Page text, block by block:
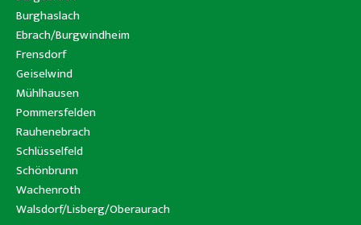
Burghaslach
Ebrach/Burgwindheim
Frensdorf
Geiselwind
Mühlhausen
Pommersfelden
Rauhenebrach
Schlüsselfeld
Schönbrunn
Wachenroth
Walsdorf/Lisberg/Oberaurach